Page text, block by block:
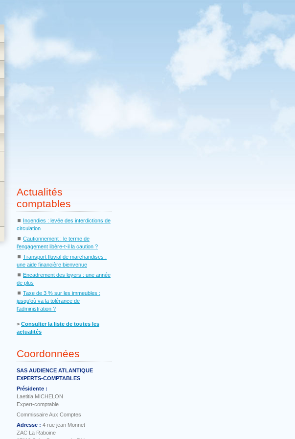
Actualités
comptables
⏹ Incendies : levée des interdictions de
circulation
⏹ Cautionnement : le terme de
l’engagement libère-t-il la caution ?
⏹ Transport fluvial de marchandises :
une aide financière bienvenue
⏹ Encadrement des loyers : une année
de plus
⏹ Taxe de 3 % sur les immeubles :
jusqu'où va la tolérance de
l'administration ?
˃ Consulter la liste de toutes les
actualités
Coordonnées
SAS AUDIENCE ATLANTIQUE
EXPERTS-COMPTABLES
Présidente :
Laetitia MICHELON
Expert-comptable
Commissaire Aux Comptes
Adresse : 4 rue jean Monnet
ZAC La Raboine